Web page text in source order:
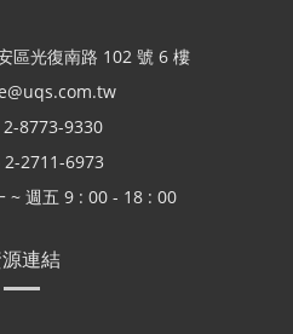
區光復南路 102 號 6 樓
8773-9330
2-2711-6973
~ 週五 9 : 00 - 18 : 00
連結